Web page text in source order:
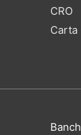
CRO
Carta